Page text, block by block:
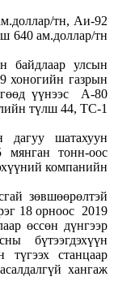
тн, Аи-92
640 ам.доллар/тн
байдлаар улсын
хоногийн газрын
үүнээс А-80
түлш 44, ТС-1
шатахуун
тонн-оос
компанийн
зөвшөөрөлтэй
18 орноос 2019
өссөн дүнгээр
бүтээгдэхүүн
станцаар
хангаж